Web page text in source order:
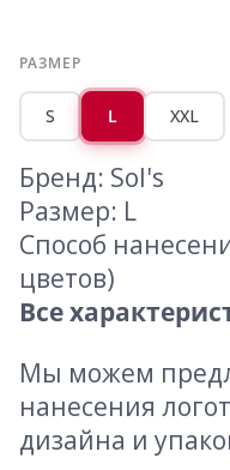
РАЗМЕР
S L XXL
Бренд: Sol's
Размер: L
Способ
цветов)
Все
Мы можем
нанесения
дизайна и